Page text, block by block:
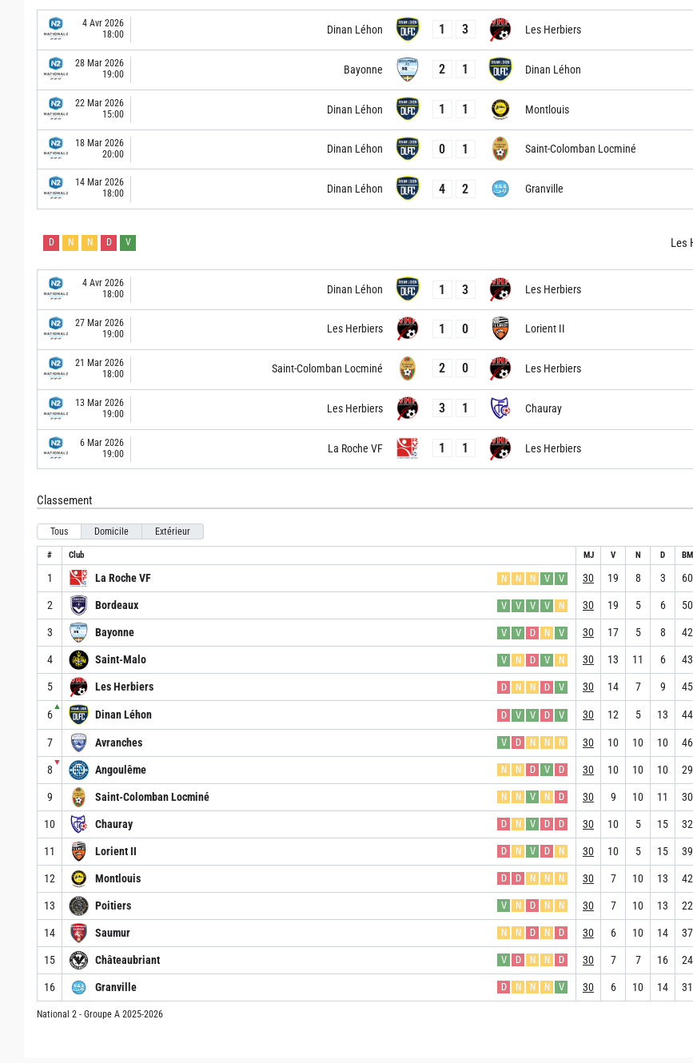
4 Avr 2026
18:00
Dinan Léhon 1 3 Les Herbiers
28 Mar 2026
19:00
Bayonne 2 1 Dinan Léhon
22 Mar 2026
15:00
Dinan Léhon 1 1 Montlouis
18 Mar 2026
20:00
Dinan Léhon 0 1 Saint-Colomban Locminé
14 Mar 2026
18:00
Dinan Léhon 4 2 Granville
Les
D N N D V
4 Avr 2026
18:00
Dinan Léhon 1 3 Les Herbiers
27 Mar 2026
19:00
Les Herbiers 1 0 Lorient II
21 Mar 2026
18:00
Saint-Colomban Locminé 2 0 Les Herbiers
13 Mar 2026
19:00
Les Herbiers 3 1 Chauray
6 Mar 2026
19:00
La Roche VF 1 1 Les Herbiers
Classement
Tous Domicile Extérieur
# Club MJ V N D BM
1 La Roche VF N N N V V 30 19 8 3 60
2 Bordeaux V V V V N 30 19 5 6 50
3 Bayonne V V D N V 30 17 5 8 42
4 Saint-Malo V N D V N 30 13 11 6 43
5 Les Herbiers D N N D V 30 14 7 9 45
6
▲
Dinan Léhon D V V D V 30 12 5 13 44
7 Avranches V D N N N 30 10 10 10 46
8
▼
Angoulême N N D V D 30 10 10 10 29
9 Saint-Colomban Locminé N N V N D 30 9 10 11 30
10 Chauray D N V D D 30 10 5 15 32
11 Lorient II D N V D N 30 10 5 15 39
12 Montlouis D D N N N 30 7 10 13 42
13 Poitiers V N D N N 30 7 10 13 22
14 Saumur N N D N D 30 6 10 14 37
15 Châteaubriant V D N N D 30 7 7 16 24
16 Granville D N N N V 30 6 10 14 31
National 2 - Groupe A 2025-2026